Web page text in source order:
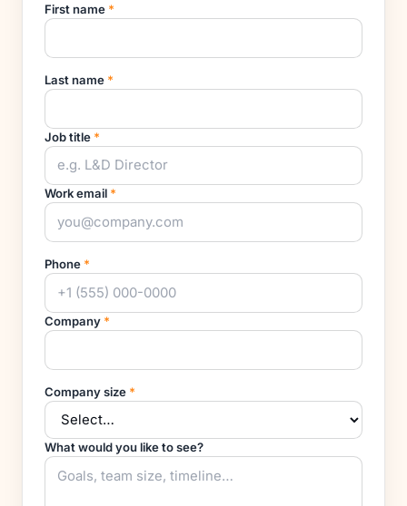
First name *
Last name *
Job title *
Work email *
Phone *
Company *
Company size *
What would you like to see?